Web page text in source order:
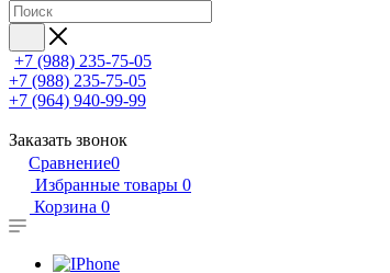
+7 (988) 235-75-05
+7 (988) 235-75-05
+7 (964) 940-99-99
Заказать звонок
Сравнение0
Избранные товары 0
Корзина 0